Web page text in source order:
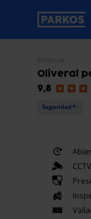
etiqueta-de-
Valencia
Oliveral
9,8
Seguridad
CCTV